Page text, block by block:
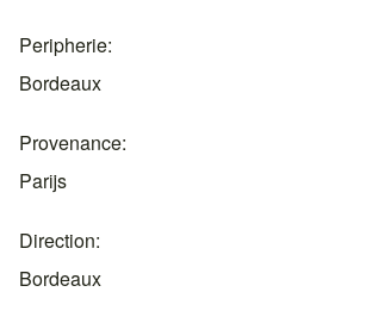
Peripherie
Bordeaux
Provenance
Parijs
Direction
Bordeaux